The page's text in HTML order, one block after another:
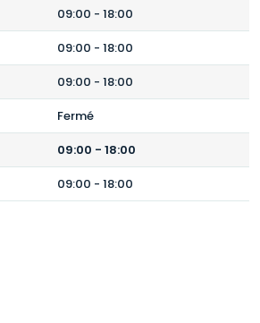
09:00 - 18:00
09:00 - 18:00
09:00 - 18:00
Fermé
09:00 - 18:00
09:00 - 18:00